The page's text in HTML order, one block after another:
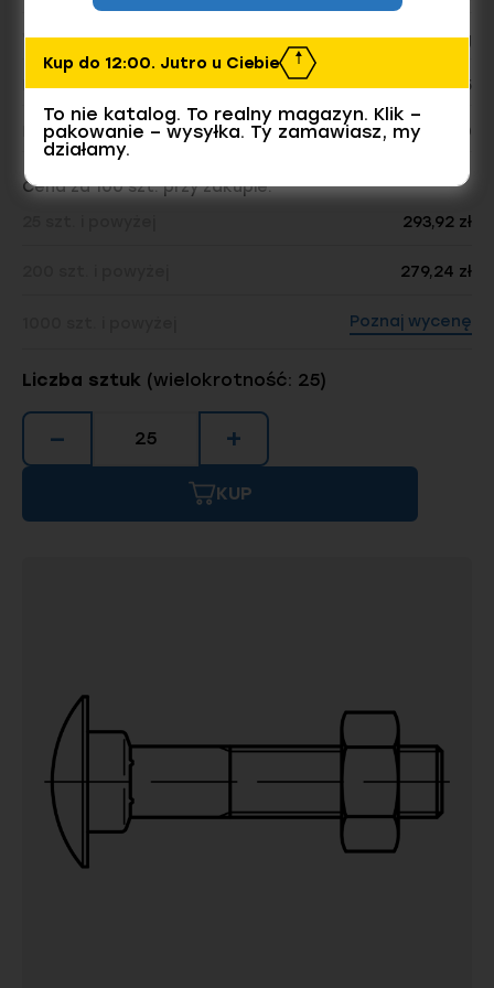
Waga opakowania: 3.74 kg
Liczba sztuk w opakowaniu: 25
Dostępnych sztuk w magazynie 1800
Cena za 100 szt. przy zakupie:
293,92 zł
279,24 zł
Poznaj wycenę
Liczba sztuk (wielokrotność: 25)
− +
KUP
Kup do 12:00. Jutro u Ciebie
To nie katalog. To realny magazyn. Klik –
pakowanie – wysyłka. Ty zamawiasz, my
działamy.